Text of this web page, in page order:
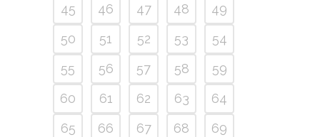
45
46 47 48
49
50
51 52 53
54
55
56 57 58
59
60
61 62 63
64
65
66 67 68
69